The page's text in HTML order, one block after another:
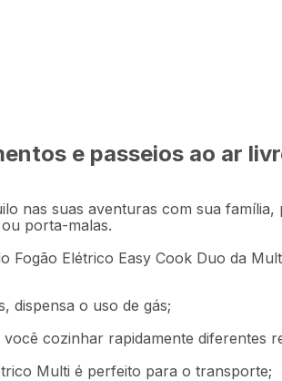
Descrição Ficha
e passeios ao ar
nas suas aventuras com sua família,
porta-malas.
Fogão Elétrico Easy Cook Duo da
dispensa o uso de gás;
cozinhar rapidamente diferentes
Multi é perfeito para o transporte;